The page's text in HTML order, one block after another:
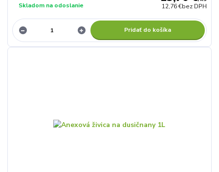
12,76 €bez DPH
Skladom na odoslanie
Pridať do košíka